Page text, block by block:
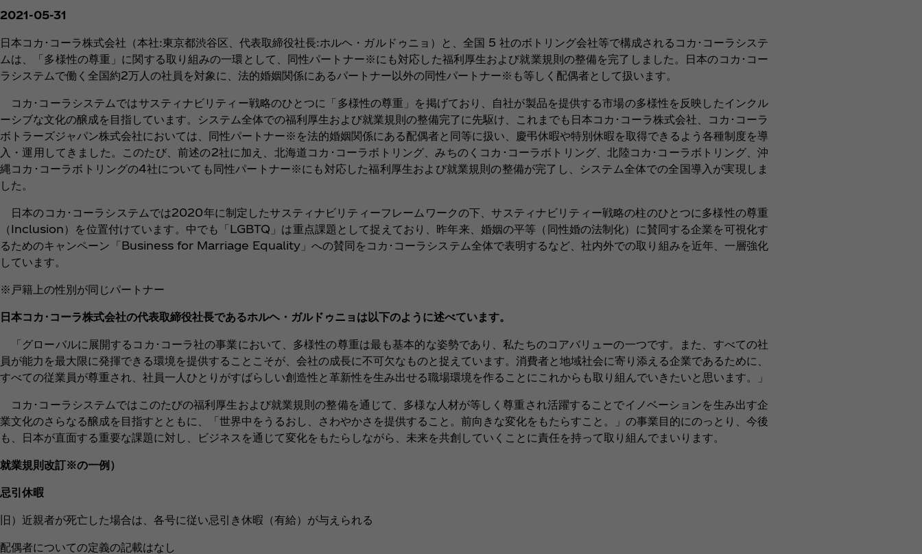
2021-05-31
日本コカ･コーラ株式会社（本社:東京都渋谷区、代表取締役社長:ホルヘ・ガルドゥニョ）と、全国 5 社のボトリング会社等で構成されるコカ･コーラシステ
ムは、「多様性の尊重」に関する取り組みの一環として、同性パートナー※にも対応した福利厚生および就業規則の整備を完了しました。日本のコカ･コー
ラシステムで働く全国約2万人の社員を対象に、法的婚姻関係にあるパートナー以外の同性パートナー※も等しく配偶者として扱います。
コカ･コーラシステムではサスティナビリティー戦略のひとつに「多様性の尊重」を掲げており、自社が製品を提供する市場の多様性を反映したインクル
ーシブな文化の醸成を目指しています。システム全体での福利厚生および就業規則の整備完了に先駆け、これまでも日本コカ･コーラ株式会社、コカ･コーラ
ボトラーズジャパン株式会社においては、同性パートナー※を法的婚姻関係にある配偶者と同等に扱い、慶弔休暇や特別休暇を取得できるよう各種制度を導
入・運用してきました。このたび、前述の2社に加え、北海道コカ･コーラボトリング、みちのくコカ･コーラボトリング、北陸コカ･コーラボトリング、沖
縄コカ･コーラボトリングの4社についても同性パートナー※にも対応した福利厚生および就業規則の整備が完了し、システム全体での全国導入が実現しま
した。
日本のコカ･コーラシステムでは2020年に制定したサスティナビリティーフレームワークの下、サスティナビリティー戦略の柱のひとつに多様性の尊重
（Inclusion）を位置付けています。中でも「LGBTQ」は重点課題として捉えており、昨年来、婚姻の平等（同性婚の法制化）に賛同する企業を可視化す
るためのキャンペーン「Business for Marriage Equality」への賛同をコカ･コーラシステム全体で表明するなど、社内外での取り組みを近年、一層強化
しています。
※戸籍上の性別が同じパートナー
日本コカ･コーラ株式会社の代表取締役社長であるホルヘ・ガルドゥニョは以下のように述べています。
「グローバルに展開するコカ･コーラ社の事業において、多様性の尊重は最も基本的な姿勢であり、私たちのコアバリューの一つです。また、すべての社
員が能力を最大限に発揮できる環境を提供することこそが、会社の成長に不可欠なものと捉えています。消費者と地域社会に寄り添える企業であるために、
すべての従業員が尊重され、社員一人ひとりがすばらしい創造性と革新性を生み出せる職場環境を作ることにこれからも取り組んでいきたいと思います。」
コカ･コーラシステムではこのたびの福利厚生および就業規則の整備を通じて、多様な人材が等しく尊重され活躍することでイノベーションを生み出す企
業文化のさらなる醸成を目指すとともに、「世界中をうるおし、さわやかさを提供すること。前向きな変化をもたらすこと。」の事業目的にのっとり、今後
も、日本が直面する重要な課題に対し、ビジネスを通じて変化をもたらしながら、未来を共創していくことに責任を持って取り組んでまいります。
就業規則改訂※の一例）
忌引休暇
旧）近親者が死亡した場合は、各号に従い忌引き休暇（有給）が与えられる
配偶者についての定義の記載はなし